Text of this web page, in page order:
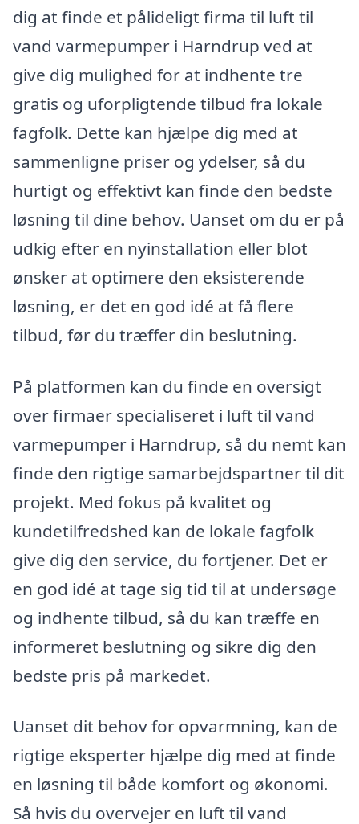
dig at finde et pålideligt firma til luft til
vand varmepumper i Harndrup ved at
give dig mulighed for at indhente tre
gratis og uforpligtende tilbud fra lokale
fagfolk. Dette kan hjælpe dig med at
sammenligne priser og ydelser, så du
hurtigt og effektivt kan finde den bedste
løsning til dine behov. Uanset om du er på
udkig efter en nyinstallation eller blot
ønsker at optimere den eksisterende
løsning, er det en god idé at få flere
tilbud, før du træffer din beslutning.
På platformen kan du finde en oversigt
over firmaer specialiseret i luft til vand
varmepumper i Harndrup, så du nemt kan
finde den rigtige samarbejdspartner til dit
projekt. Med fokus på kvalitet og
kundetilfredshed kan de lokale fagfolk
give dig den service, du fortjener. Det er
en god idé at tage sig tid til at undersøge
og indhente tilbud, så du kan træffe en
informeret beslutning og sikre dig den
bedste pris på markedet.
Uanset dit behov for opvarmning, kan de
rigtige eksperter hjælpe dig med at finde
en løsning til både komfort og økonomi.
Så hvis du overvejer en luft til vand